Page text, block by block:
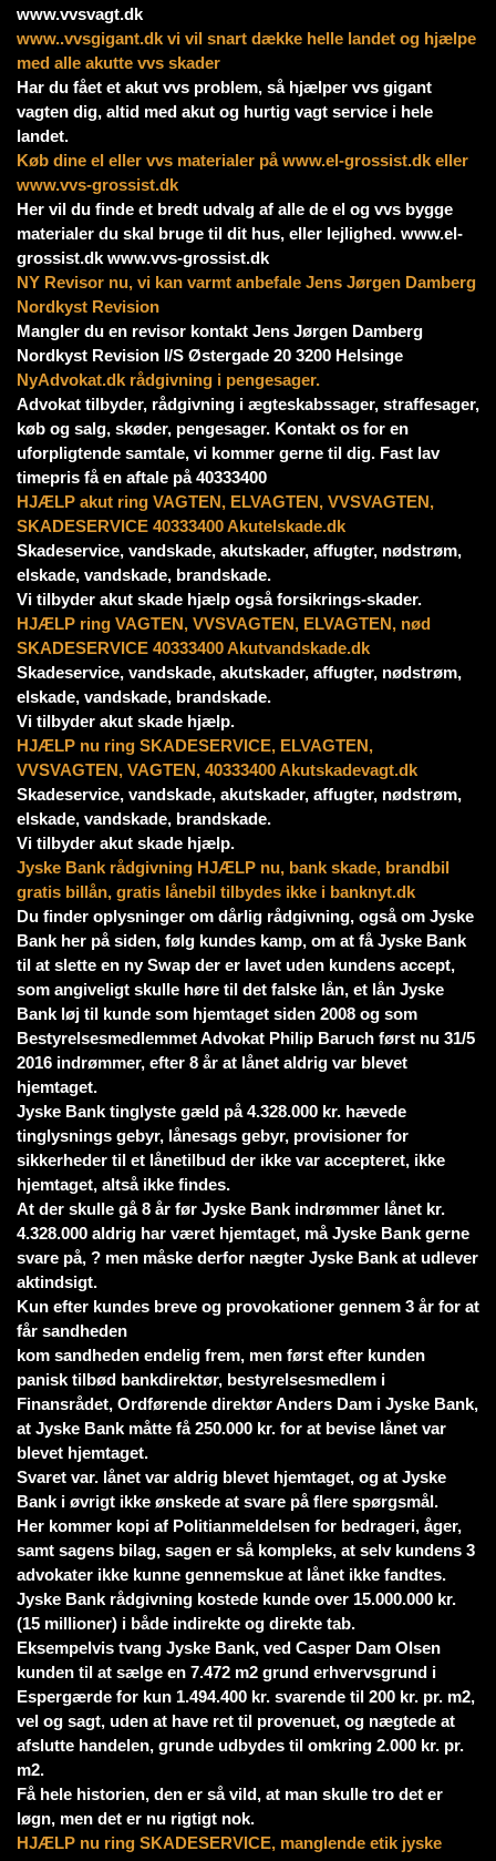
www.vvsvagt.dk
www..vvsgigant.dk vi vil snart dække helle landet og hjælpe
med alle akutte vvs skader
Har du fået et akut vvs problem, så hjælper vvs gigant
vagten dig, altid med akut og hurtig vagt service i hele
landet.
Køb dine el eller vvs materialer på www.el-grossist.dk eller
www.vvs-grossist.dk
Her vil du finde et bredt udvalg af alle de el og vvs bygge
materialer du skal bruge til dit hus, eller lejlighed. www.el-
grossist.dk www.vvs-grossist.dk
NY Revisor nu, vi kan varmt anbefale Jens Jørgen Damberg
Nordkyst Revision
Mangler du en revisor kontakt Jens Jørgen Damberg
Nordkyst Revision I/S Østergade 20 3200 Helsinge
NyAdvokat.dk rådgivning i pengesager.
Advokat tilbyder, rådgivning i ægteskabssager, straffesager,
køb og salg, skøder, pengesager. Kontakt os for en
uforpligtende samtale, vi kommer gerne til dig. Fast lav
timepris få en aftale på 40333400
HJÆLP akut ring VAGTEN, ELVAGTEN, VVSVAGTEN,
SKADESERVICE 40333400 Akutelskade.dk
Skadeservice, vandskade, akutskader, affugter, nødstrøm,
elskade, vandskade, brandskade.
Vi tilbyder akut skade hjælp også forsikrings-skader.
HJÆLP ring VAGTEN, VVSVAGTEN, ELVAGTEN, nød
SKADESERVICE 40333400 Akutvandskade.dk
Skadeservice, vandskade, akutskader, affugter, nødstrøm,
elskade, vandskade, brandskade.
Vi tilbyder akut skade hjælp.
HJÆLP nu ring SKADESERVICE, ELVAGTEN,
VVSVAGTEN, VAGTEN, 40333400 Akutskadevagt.dk
Skadeservice, vandskade, akutskader, affugter, nødstrøm,
elskade, vandskade, brandskade.
Vi tilbyder akut skade hjælp.
Jyske Bank rådgivning HJÆLP nu, bank skade, brandbil
gratis billån, gratis lånebil tilbydes ikke i banknyt.dk
Du finder oplysninger om dårlig rådgivning, også om Jyske
Bank her på siden, følg kundes kamp, om at få Jyske Bank
til at slette en ny Swap der er lavet uden kundens accept,
som angiveligt skulle høre til det falske lån, et lån Jyske
Bank løj til kunde som hjemtaget siden 2008 og som
Bestyrelsesmedlemmet Advokat Philip Baruch først nu 31/5
2016 indrømmer, efter 8 år at lånet aldrig var blevet
hjemtaget.
Jyske Bank tinglyste gæld på 4.328.000 kr. hævede
tinglysnings gebyr, lånesags gebyr, provisioner for
sikkerheder til et lånetilbud der ikke var accepteret, ikke
hjemtaget, altså ikke findes.
At der skulle gå 8 år før Jyske Bank indrømmer lånet kr.
4.328.000 aldrig har været hjemtaget, må Jyske Bank gerne
svare på, ? men måske derfor nægter Jyske Bank at udlever
aktindsigt.
Kun efter kundes breve og provokationer gennem 3 år for at
får sandheden
kom sandheden endelig frem, men først efter kunden
panisk tilbød bankdirektør, bestyrelsesmedlem i
Finansrådet, Ordførende direktør Anders Dam i Jyske Bank,
at Jyske Bank måtte få 250.000 kr. for at bevise lånet var
blevet hjemtaget.
Svaret var. lånet var aldrig blevet hjemtaget, og at Jyske
Bank i øvrigt ikke ønskede at svare på flere spørgsmål.
Her kommer kopi af Politianmeldelsen for bedrageri, åger,
samt sagens bilag, sagen er så kompleks, at selv kundens 3
advokater ikke kunne gennemskue at lånet ikke fandtes.
Jyske Bank rådgivning kostede kunde over 15.000.000 kr.
(15 millioner) i både indirekte og direkte tab.
Eksempelvis tvang Jyske Bank, ved Casper Dam Olsen
kunden til at sælge en 7.472 m2 grund erhvervsgrund i
Espergærde for kun 1.494.400 kr. svarende til 200 kr. pr. m2,
vel og sagt, uden at have ret til provenuet, og nægtede at
afslutte handelen, grunde udbydes til omkring 2.000 kr. pr.
m2.
Få hele historien, den er så vild, at man skulle tro det er
løgn, men det er nu rigtigt nok.
HJÆLP nu ring SKADESERVICE, manglende etik jyske